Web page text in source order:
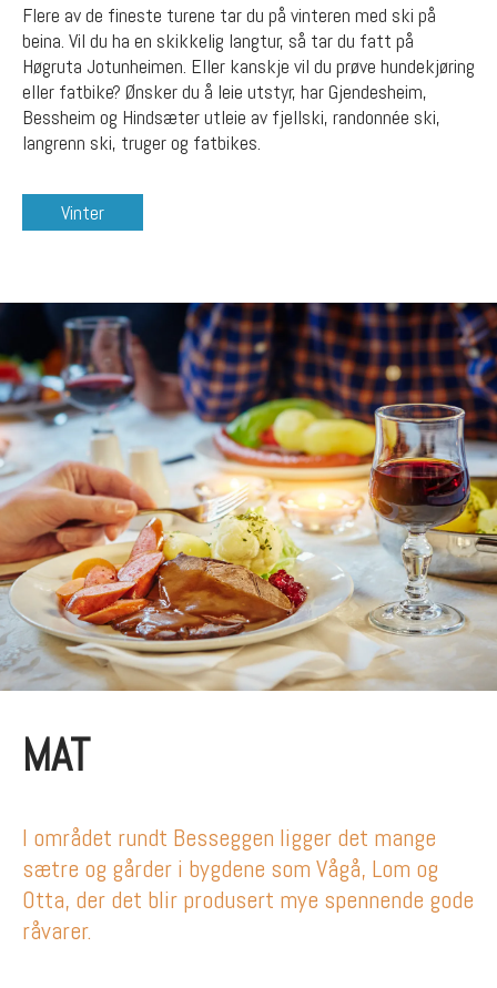
Flere av de fineste turene tar du på vinteren med ski på
beina. Vil du ha en skikkelig langtur, så tar du fatt på
Høgruta Jotunheimen. Eller kanskje vil du prøve hundekjøring
eller fatbike? Ønsker du å leie utstyr, har Gjendesheim,
Bessheim og Hindsæter utleie av fjellski, randonnée ski,
langrenn ski, truger og fatbikes.
Vinter
MAT
I området rundt Besseggen ligger det mange
sætre og gårder i bygdene som Vågå, Lom og
Otta, der det blir produsert mye spennende gode
råvarer.